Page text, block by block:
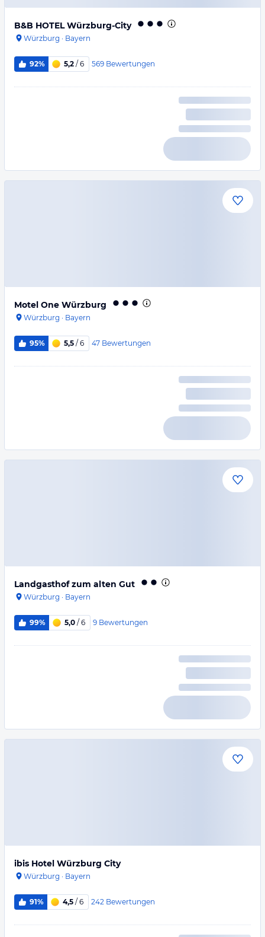
B&B HOTEL Würzburg-City
Würzburg · Bayern
92% 5,2 / 6 569 Bewertungen
Motel One Würzburg
Würzburg · Bayern
95% 5,5 / 6 47 Bewertungen
Landgasthof zum alten Gut
Würzburg · Bayern
99% 5,0 / 6 9 Bewertungen
ibis Hotel Würzburg City
Würzburg · Bayern
91% 4,5 / 6 242 Bewertungen